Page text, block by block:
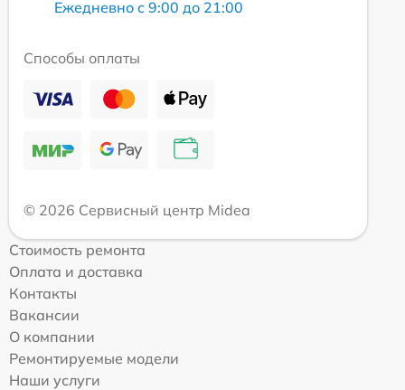
Ежедневно с 9:00 до 21:00
Способы оплаты
© 2026 Сервисный центр Midea
Стоимость ремонта
Оплата и доставка
Контакты
Вакансии
О компании
Ремонтируемые модели
Наши услуги